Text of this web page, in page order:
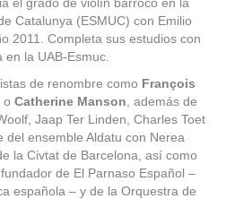
Catalunya (ESMUC) con Emilio
2011. Completa sus estudios con
la UAB-Esmuc.
de renombre como François
o Catherine Manson , además de
Jaap Ter Linden, Charles Toet
ensemble Aldatu con Nerea
la Civtat de Barcelona, así como
de El Parnaso Español –
española – y de la Orquestra de